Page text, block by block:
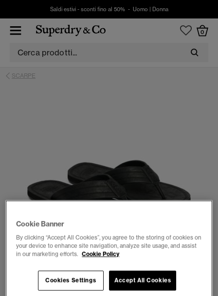
Saldi estivi - sconti fino al 50% - Uomo Donna
0
SCARPE
Cookie Banner
By clicking “Accept All Cookies”, you agree to the storing of cookies on
your device to enhance site navigation, analyze site usage, and assist
in our marketing efforts. Cookie Policy
Cookies Settings Accept All Cookies